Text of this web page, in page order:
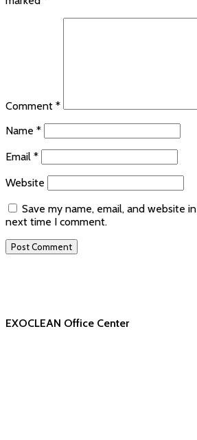
Comment *
Name *
Email *
Website
Save my name, email, and website
next time I comment.
EXOCLEAN Office Center